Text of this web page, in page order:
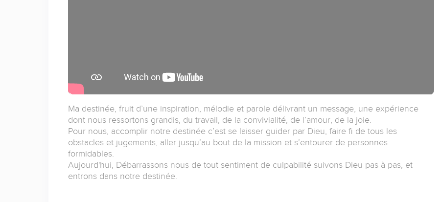
Ma destinée, fruit d’une inspiration, mélodie et parole délivrant un message, une expérience
dont nous ressortons grandis, du travail, de la convivialité, de l’amour, de la joie.
Pour nous, accomplir notre destinée c’est se laisser guider par Dieu, faire fi de tous les
obstacles et jugements, aller jusqu’au bout de la mission et s’entourer de personnes
formidables.
Aujourd'hui, Débarrassons nous de tout sentiment de culpabilité suivons Dieu pas à pas, et
entrons dans notre destinée.